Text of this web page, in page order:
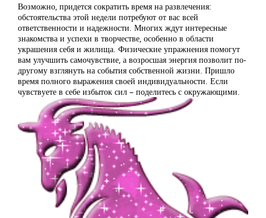
Возможно, придется сократить время на развлечения:
обстоятельства этой недели потребуют от вас всей
ответственности и надежности. Многих ждут интересные
знакомства и успехи в творчестве, особенно в области
украшения себя и жилища. Физические упражнения помогут
вам улучшить самочувствие, а возросшая энергия позволит по-
другому взглянуть на события собственной жизни. Пришло
время полного выражения своей индивидуальности. Если
чувствуете в себе избыток сил – поделитесь с окружающими.